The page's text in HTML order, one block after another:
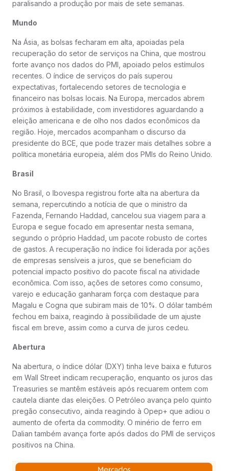
paralisando a produção por mais de sete semanas.
Mundo
Na Ásia, as bolsas fecharam em alta, apoiadas pela
recuperação do setor de serviços na China, que mostrou
forte avanço nos dados do PMI, apoiado pelos estímulos
recentes. O índice de serviços do país superou
expectativas, fortalecendo setores de tecnologia e
financeiro nas bolsas locais. Na Europa, mercados abrem
próximos à estabilidade, com investidores aguardando a
eleição americana e de olho nos dados econômicos da
região. Hoje, mercados acompanham o discurso da
presidente do BCE, que pode trazer mais detalhes sobre a
política monetária europeia, além dos PMIs do Reino Unido.
Brasil
No Brasil, o Ibovespa registrou forte alta na abertura da
semana, repercutindo a notícia de que o ministro da
Fazenda, Fernando Haddad, cancelou sua viagem para a
Europa e segue focado em apresentar nesta semana,
segundo o próprio Haddad, um pacote robusto de cortes
de gastos. A recuperação no índice foi liderada por ações
de empresas sensíveis a juros, que se beneficiam do
potencial impacto positivo do pacote fiscal na atividade
econômica. Com isso, ações de setores como consumo,
varejo e educação ganharam força com destaque para
Magalu e Cogna que subiram mais de 10%. O dólar também
fechou em baixa, reagindo à possibilidade de um ajuste
fiscal em breve, assim como a curva de juros cedeu.
Abertura
Na abertura, o índice dólar (DXY) tinha leve baixa e futuros
em Wall Street indicam recuperação, enquanto os juros das
Treasuries se mantêm estáveis após recuarem ontem com
cautela diante das eleições. O Petróleo avança pelo quinto
pregão consecutivo, ainda reagindo à Opep+ que adiou o
aumento de oferta da commodity. O minério de ferro em
Dalian também avança forte após dados do PMI de serviços
positivos na China.